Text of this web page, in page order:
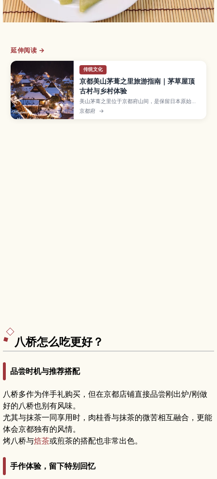
延伸阅读 →
传统文化
京都美山茅葺之里旅游指南｜茅草屋顶
古村与乡村体验
美山茅葺之里位于京都府山间，是保留日本原始乡
村风貌的茅草屋顶聚落。本文将介绍村庄的历史与
四季景色、茅草屋修复与农事体验、使用在地食材
京都府 →
八桥怎么吃更好？
品尝时机与推荐搭配
八桥多作为伴手礼购买，但在京都店铺直接品尝刚出炉/刚做
好的八桥也别有风味。
尤其与抹茶一同享用时，肉桂香与抹茶的微苦相互融合，更能
体会京都独有的风情。
烤八桥与焙茶或煎茶的搭配也非常出色。
手作体验，留下特别回忆